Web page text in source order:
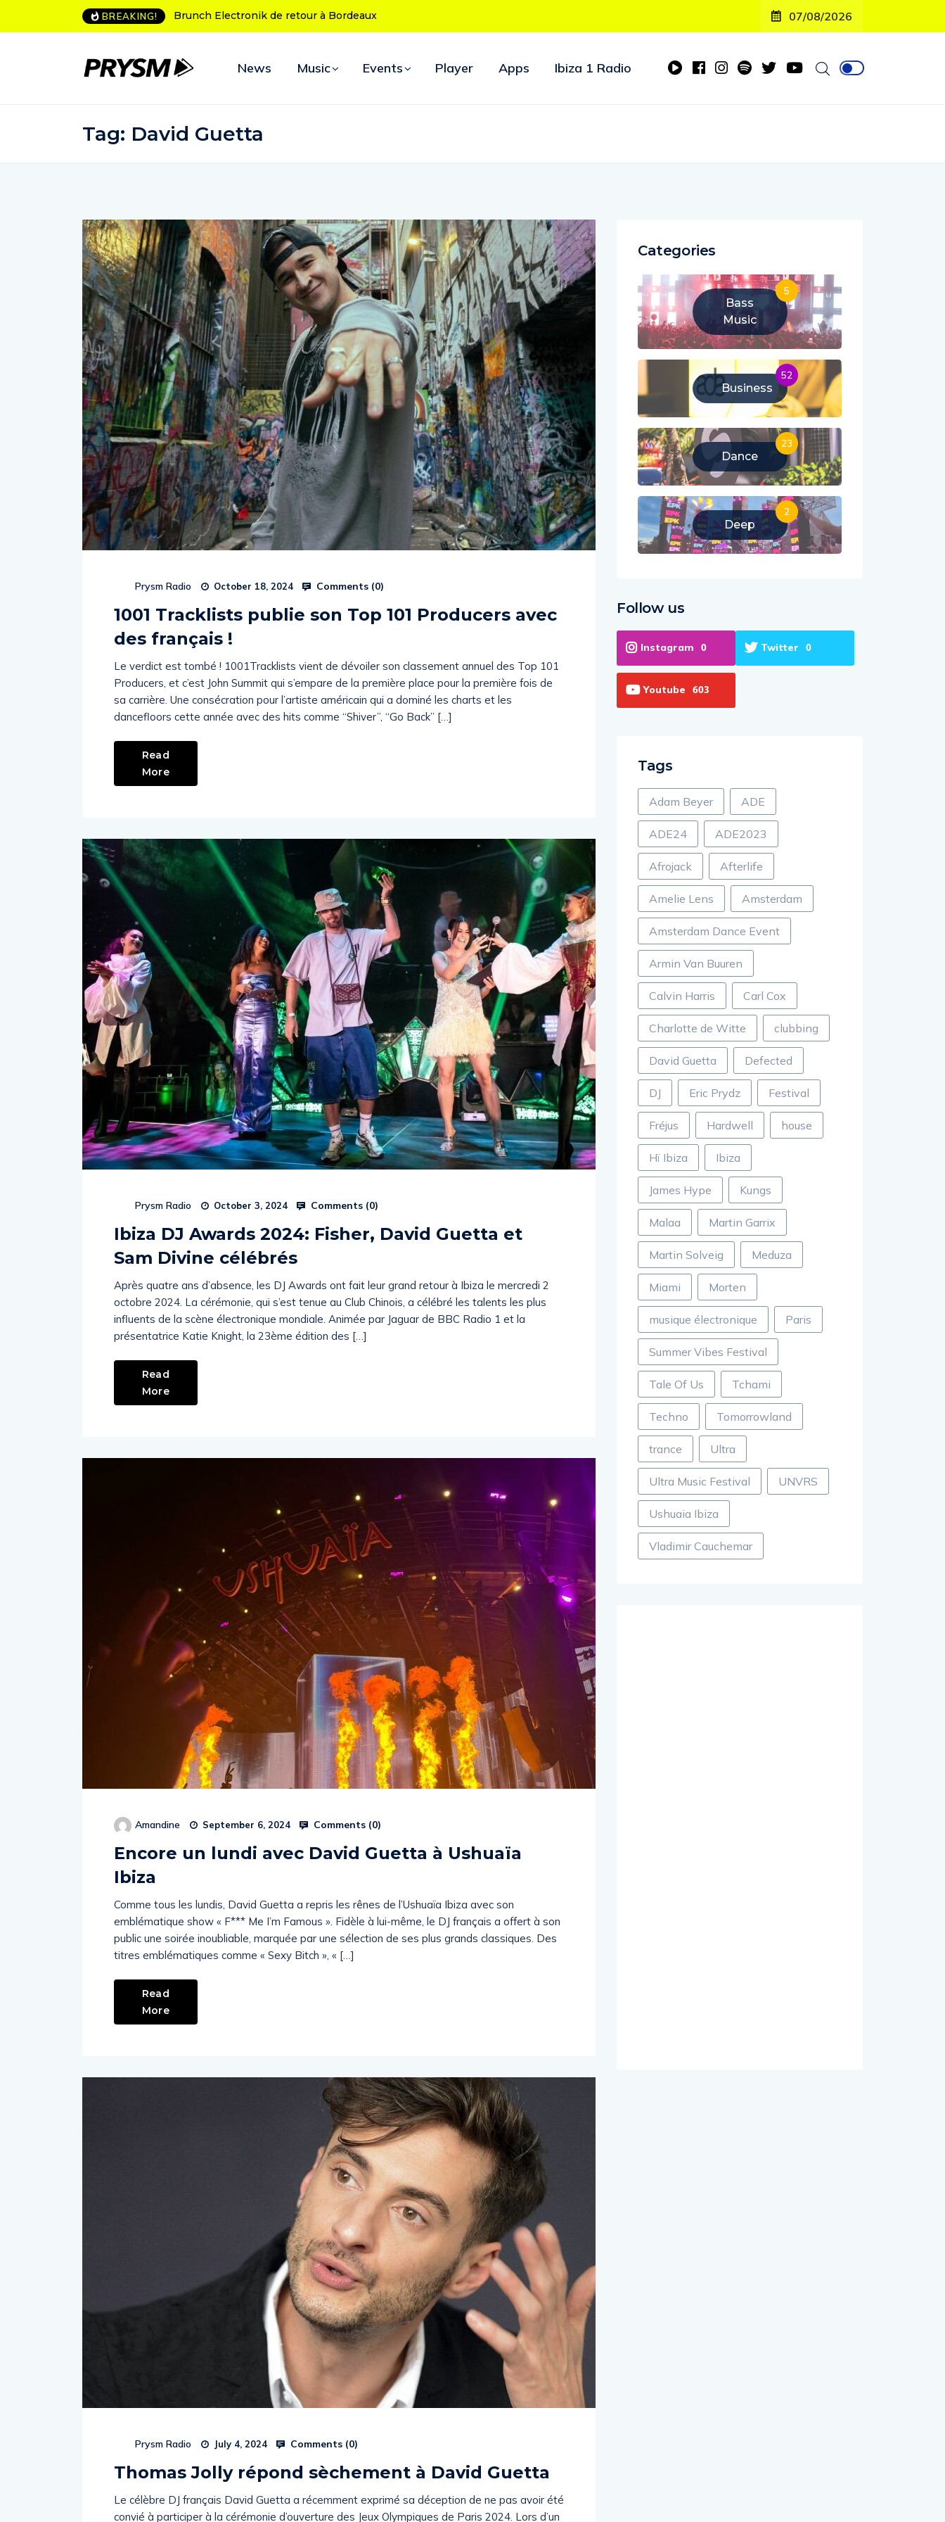
BREAKING! L’Amnesia Ibiza fête ses 50 ans : le programme des soirées d’ouverture 07/08/2026
News Music Events Player Apps Ibiza 1 Radio
Tag: David Guetta
Prysm Radio October 18, 2024 Comments (0)
1001 Tracklists publie son Top 101 Producers avec
des français !
Le verdict est tombé ! 1001Tracklists vient de dévoiler son classement annuel des Top 101
Producers, et c’est John Summit qui s’empare de la première place pour la première fois de
sa carrière. Une consécration pour l’artiste américain qui a dominé les charts et les
dancefloors cette année avec des hits comme “Shiver”, “Go Back” […]
Read
More
Prysm Radio October 3, 2024 Comments (0)
Ibiza DJ Awards 2024: Fisher, David Guetta et
Sam Divine célébrés
Après quatre ans d’absence, les DJ Awards ont fait leur grand retour à Ibiza le mercredi 2
octobre 2024. La cérémonie, qui s’est tenue au Club Chinois, a célébré les talents les plus
influents de la scène électronique mondiale. Animée par Jaguar de BBC Radio 1 et la
présentatrice Katie Knight, la 23ème édition des […]
Read
More
Amandine September 6, 2024 Comments (0)
Encore un lundi avec David Guetta à Ushuaïa
Ibiza
Comme tous les lundis, David Guetta a repris les rênes de l’Ushuaïa Ibiza avec son
emblématique show « F*** Me I’m Famous ». Fidèle à lui-même, le DJ français a offert à son
public une soirée inoubliable, marquée par une sélection de ses plus grands classiques. Des
titres emblématiques comme « Sexy Bitch », « […]
Read
More
Prysm Radio July 4, 2024 Comments (0)
Thomas Jolly répond sèchement à David Guetta
Le célèbre DJ français David Guetta a récemment exprimé sa déception de ne pas avoir été
convié à participer à la cérémonie d’ouverture des Jeux Olympiques de Paris 2024. Lors d’un
Categories
Bass
Music
5
Business
52
Dance
23
Deep
2
Follow us
Instagram 0 Twitter 0
Youtube 603
Tags
Adam Beyer ADE
ADE24 ADE2023
Afrojack Afterlife
Amelie Lens Amsterdam
Amsterdam Dance Event
Armin Van Buuren
Calvin Harris Carl Cox
Charlotte de Witte clubbing
David Guetta Defected
DJ Eric Prydz Festival
Fréjus Hardwell house
Hï Ibiza Ibiza
James Hype Kungs
Malaa Martin Garrix
Martin Solveig Meduza
Miami Morten
musique électronique Paris
Summer Vibes Festival
Tale Of Us Tchami
Techno Tomorrowland
trance Ultra
Ultra Music Festival UNVRS
Ushuaia Ibiza
Vladimir Cauchemar